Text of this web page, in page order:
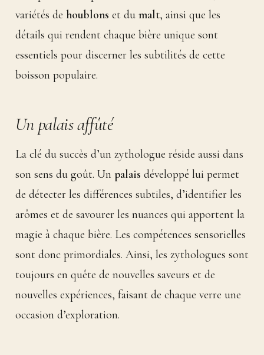
variétés de houblons et du malt, ainsi que les
détails qui rendent chaque bière unique sont
essentiels pour discerner les subtilités de cette
boisson populaire.
Un palais affûté
La clé du succès d’un zythologue réside aussi dans
son sens du goût. Un palais développé lui permet
de détecter les différences subtiles, d’identifier les
arômes et de savourer les nuances qui apportent la
magie à chaque bière. Les compétences sensorielles
sont donc primordiales. Ainsi, les zythologues sont
toujours en quête de nouvelles saveurs et de
nouvelles expériences, faisant de chaque verre une
occasion d’exploration.